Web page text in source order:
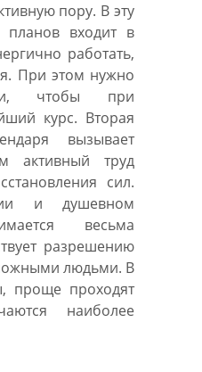
пору. В эту
планов входит в
работать,
При этом нужно
чтобы при
курс. Вторая
вызывает
активный труд
сил.
и душевном
весьма
разрешению
людьми. В
проще проходят
наиболее